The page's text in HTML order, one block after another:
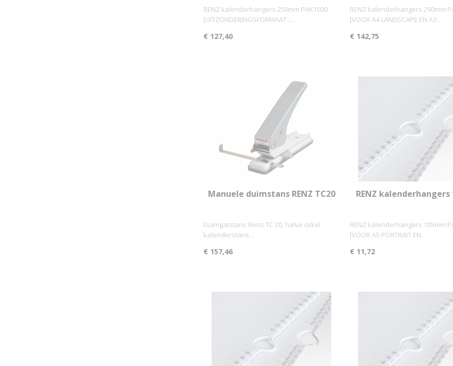
RENZ kalenderhangers 250mm PAK1000
[UITZONDERINGSFORMAAT :…
€ 127,40
RENZ kalenderhangers 290mm
[VOOR A4 LANDSCAPE EN A3…
€ 142,75
Manuele duimstans RENZ TC20
Duimgatstans Renz TC 20, halve cirkel
kalenderstans…
€ 157,46
RENZ kalenderhangers
RENZ kalenderhangers 105mm
[VOOR A5 PORTRAIT EN…
€ 11,72